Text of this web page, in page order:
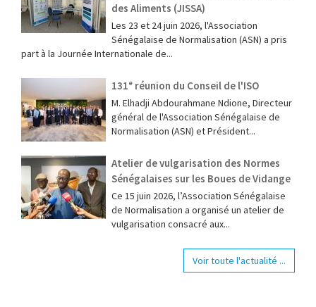
des Aliments (JISSA)
‎Les 23 et 24 juin 2026, l'Association
Sénégalaise de Normalisation (ASN) a pris
part à la Journée Internationale de...
131ᵉ réunion du Conseil de l'ISO
M. Elhadji Abdourahmane Ndione, Directeur
général de l'Association Sénégalaise de
Normalisation (ASN) et Président...
Atelier de vulgarisation des Normes
Sénégalaises sur les Boues de Vidange
Ce 15 juin 2026, l’Association Sénégalaise
de Normalisation a organisé un atelier de
vulgarisation consacré aux...
Voir toute l'actualité ...